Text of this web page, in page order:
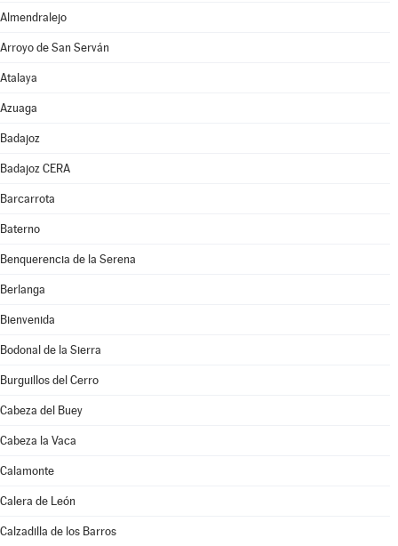
Almendralejo
Arroyo de San Serván
Atalaya
Azuaga
Badajoz
Badajoz CERA
Barcarrota
Baterno
Benquerencia de la Serena
Berlanga
Bienvenida
Bodonal de la Sierra
Burguillos del Cerro
Cabeza del Buey
Cabeza la Vaca
Calamonte
Calera de León
Calzadilla de los Barros